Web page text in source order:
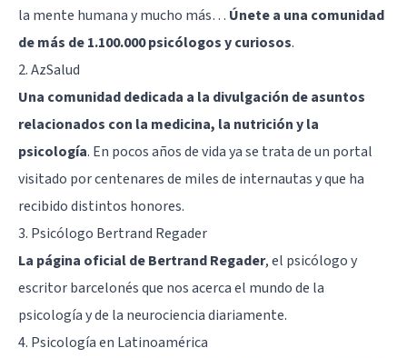
la mente humana y mucho más… Únete a una comunidad
de más de 1.100.000 psicólogos y curiosos.
2.AzSalud
Una comunidad dedicada a la divulgación de asuntos
relacionados con la medicina, la nutrición y la
psicología. En pocos años de vida ya se trata de un portal
visitado por centenares de miles de internautas y que ha
recibido distintos honores.
3. Psicólogo Bertrand Regader
La página oficial de Bertrand Regader, el psicólogo y
escritor barcelonés que nos acerca el mundo de la
psicología y de la neurociencia diariamente.
4. Psicología en Latinoamérica